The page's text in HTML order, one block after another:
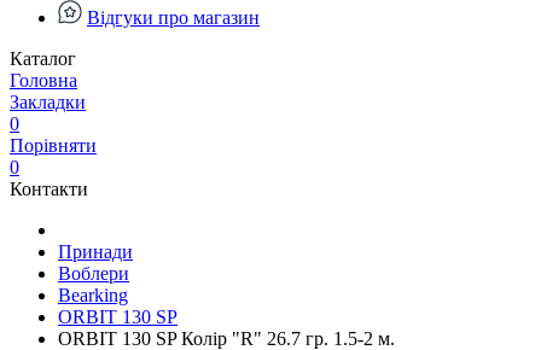
Відгуки про магазин
Каталог
Головна
Закладки
0
Порівняти
0
Контакти
Принади
Воблери
Bearking
ORBIT 130 SP
ORBIT 130 SP Колір "R" 26.7 гр. 1.5-2 м.